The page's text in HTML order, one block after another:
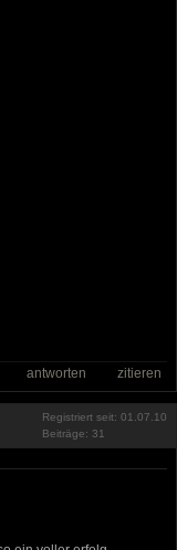
antworten zitieren
Registriert seit: 01.07.10
Beiträge: 31